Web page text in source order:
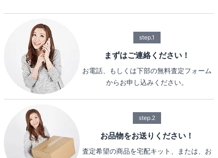
step.1
まずはご連絡ください！
お電話、もしくは下部の無料査定フォーム
からお申し込みください。
step.2
お品物をお送りください！
査定希望の商品を宅配キット、または、お